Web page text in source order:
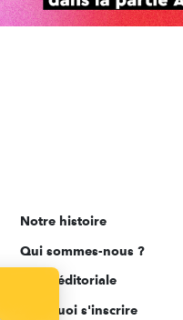
Notre histoire
Qui sommes-nous ?
Ligne éditoriale
Pourquoi s'inscrire